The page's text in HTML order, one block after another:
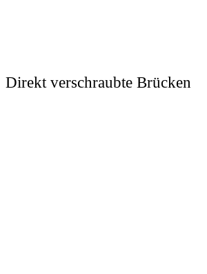
Direkt verschraubte Brücken